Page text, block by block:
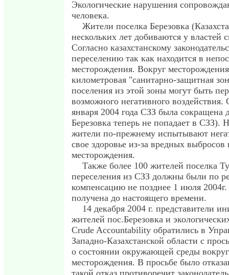
Экологические нарушения
человека.
Жители поселка Березовка
нескольких лет добиваются у властей
Согласно казахстанскому
переселению так как находится в
месторождения. Вокруг
километровая "санитарно-защитная
поселения из этой зоны могут быть
возможного негативного воздействия.
января 2004 года СЗЗ была сокращена
Березовка теперь не попадает в СЗЗ).
жители по-прежнему испытывают
свое здоровье из-за вредных выбросов
месторождения.
Также более 100 жителей поселка
переселения из СЗЗ должны были по
компенсацию не позднее 1 июля
получена до настоящего времени.
14 декабря 2004 г. представители
жителей пос.Березовка и
Crude Accountability обратились в
Западно-Казахстанской области с
о состоянии окружающей среды вокруг
месторождения. В просьбе было
такой отказ противоречит